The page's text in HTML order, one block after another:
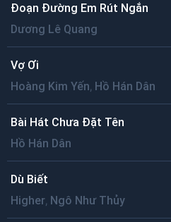
Đoạn Đường Em Rút Ngắn
Dương Lê Quang
Vợ Ơi
Hoàng Kim Yến, Hồ Hán Dân
Bài Hát Chưa Đặt Tên
Hồ Hán Dân
Dù Biết
Higher, Ngô Như Thủy